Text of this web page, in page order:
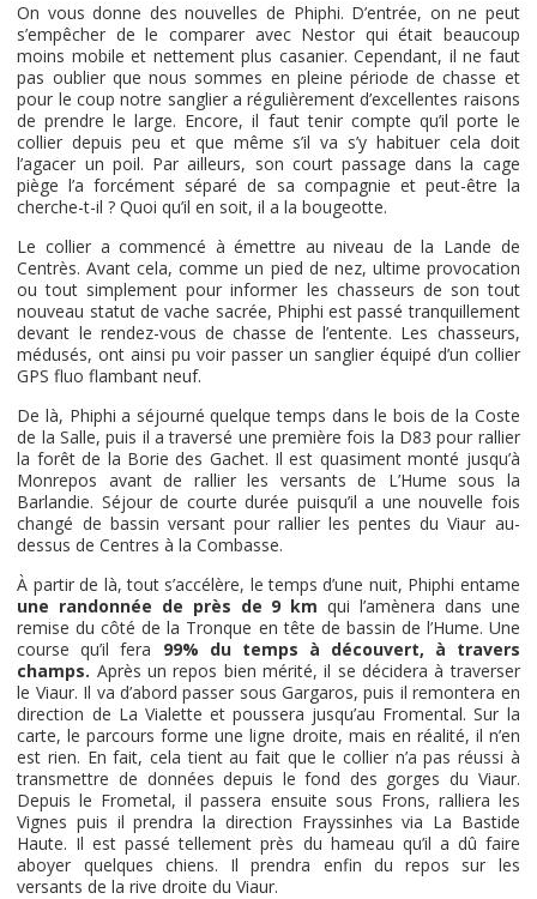
On vous donne des nouvelles de Phiphi. D’entrée, on ne peut
s’empêcher de le comparer avec Nestor qui était beaucoup
moins mobile et nettement plus casanier. Cependant, il ne faut
pas oublier que nous sommes en pleine période de chasse et
pour le coup notre sanglier a régulièrement d’excellentes raisons
de prendre le large. Encore, il faut tenir compte qu’il porte le
collier depuis peu et que même s’il va s’y habituer cela doit
l’agacer un poil. Par ailleurs, son court passage dans la cage
piège l’a forcément séparé de sa compagnie et peut-être la
cherche-t-il ? Quoi qu’il en soit, il a la bougeotte.
Le collier a commencé à émettre au niveau de la Lande de
Centrès. Avant cela, comme un pied de nez, ultime provocation
ou tout simplement pour informer les chasseurs de son tout
nouveau statut de vache sacrée, Phiphi est passé tranquillement
devant le rendez-vous de chasse de l’entente. Les chasseurs,
médusés, ont ainsi pu voir passer un sanglier équipé d’un collier
GPS fluo flambant neuf.
De là, Phiphi a séjourné quelque temps dans le bois de la Coste
de la Salle, puis il a traversé une première fois la D83 pour rallier
la forêt de la Borie des Gachet. Il est quasiment monté jusqu’à
Monrepos avant de rallier les versants de L’Hume sous la
Barlandie. Séjour de courte durée puisqu’il a une nouvelle fois
changé de bassin versant pour rallier les pentes du Viaur au-
dessus de Centres à la Combasse.
À partir de là, tout s’accélère, le temps d’une nuit, Phiphi entame
une randonnée de près de 9 km qui l’amènera dans une
remise du côté de la Tronque en tête de bassin de l’Hume. Une
course qu’il fera 99% du temps à découvert, à travers
champs. Après un repos bien mérité, il se décidera à traverser
le Viaur. Il va d’abord passer sous Gargaros, puis il remontera en
direction de La Vialette et poussera jusqu’au Fromental. Sur la
carte, le parcours forme une ligne droite, mais en réalité, il n’en
est rien. En fait, cela tient au fait que le collier n’a pas réussi à
transmettre de données depuis le fond des gorges du Viaur.
Depuis le Frometal, il passera ensuite sous Frons, ralliera les
Vignes puis il prendra la direction Frayssinhes via La Bastide
Haute. Il est passé tellement près du hameau qu’il a dû faire
aboyer quelques chiens. Il prendra enfin du repos sur les
versants de la rive droite du Viaur.